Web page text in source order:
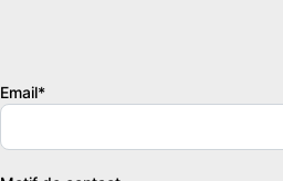
Occulteur motorisé
1
Email*